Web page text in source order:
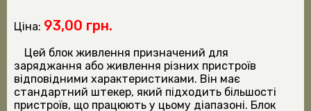
Ціна: 93,00 грн.
Цей блок живлення призначений для
заряджання або живлення різних пристроїв
відповідними характеристиками. Він має
стандартний штекер, який підходить більшості
пристроїв, що працюють у цьому діапазоні. Блок